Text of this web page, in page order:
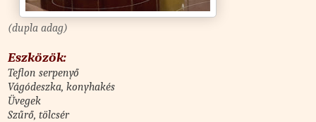
(dupla adag)
Eszközök:
Teflon serpenyő
Vágódeszka, konyhakés
Üvegek
Szűrő, tölcsér